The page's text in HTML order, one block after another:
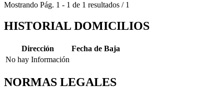
Mostrando Pág. 1 - 1 de 1 resultados / 1
HISTORIAL DOMICILIOS
Dirección
Fecha de Baja
No hay Información
NORMAS LEGALES